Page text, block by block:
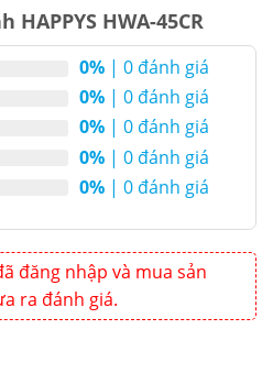
lạnh ống đồng,
830 x 1960 (mm). Sử
50Hz, điện năng
h, dải nhiệt độ
chất làm lạnh gas
thiệt môi trường
HAPPYS HWA-45CR
0% | 0 đánh giá
0% | 0 đánh giá
0% | 0 đánh giá
0% | 0 đánh giá
0% | 0 đánh giá
đăng nhập và mua sản
ra đánh giá.